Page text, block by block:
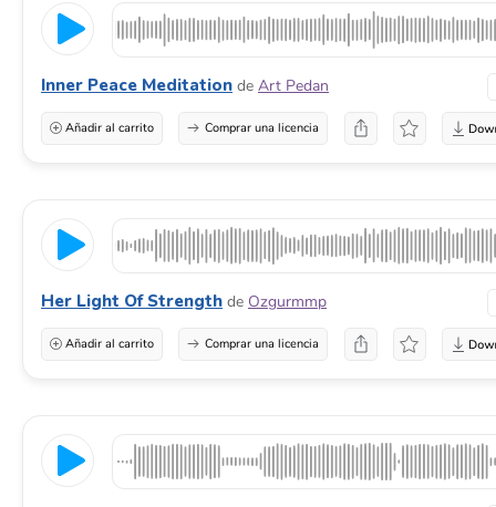
Inner Peace Meditation de Art Pedan
Añadir al carrito Comprar una licencia
Her Light Of Strength de Ozgurmmp
Añadir al carrito Comprar una licencia